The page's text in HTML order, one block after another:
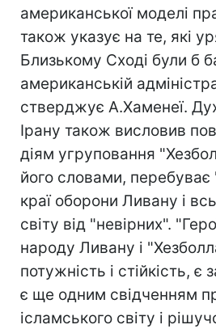
американської моделі
також указує на те, які
Близькому Сході були б
американській
стверджує А.Хаменеї.
Ірану також висловив
діям угруповання
його словами,
краї оборони Ливану і
світу від "невірних".
народу Ливану і
потужність і стійкість, є
є ще одним свідченням
ісламського світу і